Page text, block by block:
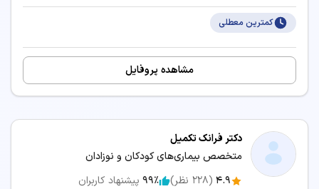
کمترین معطلی
مشاهده پروفایل
دکتر فرانک تکمیل
متخصص بیماری‌های کودکان و نوزادان
4.9
(
228 نظر) 99٪ پیشنهاد کاربران